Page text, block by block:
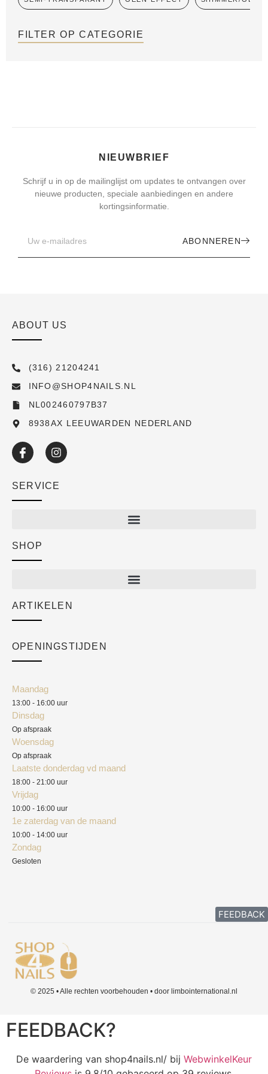
FILTER OP CATEGORIE
NIEUWBRIEF
Schrijf u in op de mailinglijst om updates te ontvangen over
nieuwe producten, speciale aanbiedingen en andere
kortingsinformatie.
ABONNEREN
ABOUT US
(316) 21204241
INFO@SHOP4NAILS.NL
NL002460797B37
8938AX LEEUWARDEN NEDERLAND
SERVICE
Academy
SHOP
ARTIKELEN
OPENINGSTIJDEN
Maandag
13:00 - 16:00 uur
Dinsdag
Op afspraak
Woensdag
Op afspraak
Laatste donderdag vd maand
18:00 - 21:00 uur
Vrijdag
10:00 - 16:00 uur
1e zaterdag van de maand
10:00 - 14:00 uur
Zondag
Gesloten
© 2025 • Alle rechten voorbehouden • door limbointernational.nl
FEEDBACK?
FEEDBACK
De waardering van shop4nails.nl/ bij WebwinkelKeur